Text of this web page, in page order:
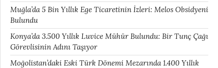
Muğla’da 5 Bin Yıllık Ege Ticaretinin İzleri: Melos Obsidyeni
Bulundu
Konya’da 3.500 Yıllık Luvice Mühür Bulundu: Bir Tunç Çağı
Görevlisinin Adını Taşıyor
Moğolistan’daki Eski Türk Dönemi Mezarında 1.400 Yıllık